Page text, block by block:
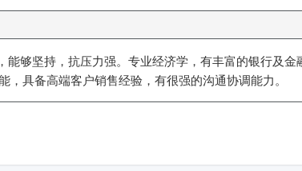
能够坚持，抗压力强。专业经济学，有丰富的银行及
，具备高端客户销售经验，有很强的沟通协调能力。